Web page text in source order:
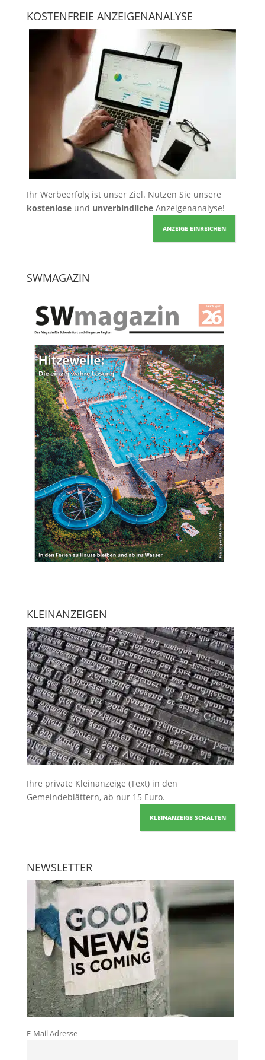
KOSTENFREIE ANZEIGENANALYSE
Ihr Werbeerfolg ist unser Ziel. Nutzen Sie unsere
kostenloseund unverbindlicheAnzeigenanalyse!
ANZEIGE EINREICHEN
SWMAGAZIN
KLEINANZEIGEN
Ihre private Kleinanzeige (Text) in den
Gemeindeblättern, ab nur 15 Euro.
KLEINANZEIGE SCHALTEN
NEWSLETTER
E-Mail Adresse